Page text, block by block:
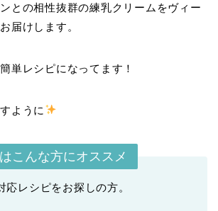
との相性抜群の練乳クリームをヴィー
届けします。
単レシピになってます！
ように
こんな方にオススメ
応レシピをお探しの方。